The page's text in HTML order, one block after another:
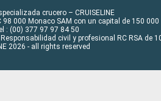
crucero – CRUISELINE
000 Monaco SAM con un capital de 150 000
: (00) 377 97 97 84 50
civil y profesional RC RSA de
2026 - all rights reserved